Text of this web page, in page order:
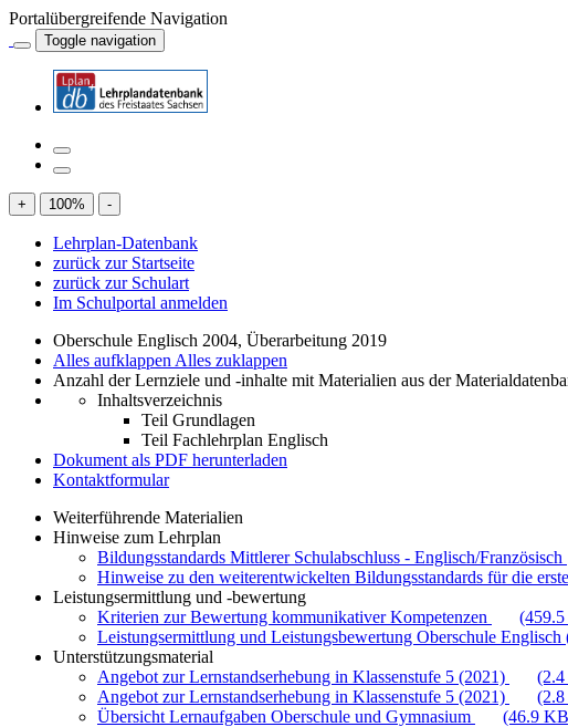
Portalübergreifende Navigation
Toggle navigation
+ 100% -
Lehrplan-Datenbank
zurück zur Startseite
zurück zur Schulart
Im Schulportal anmelden
Oberschule Englisch 2004, Überarbeitung 2019
Alles aufklappen Alles zuklappen
Anzahl der Lernziele und -inhalte mit Materialien aus der
Inhaltsverzeichnis
Teil Grundlagen
Teil Fachlehrplan Englisch
Dokument als PDF herunterladen
Kontaktformular
Weiterführende Materialien
Hinweise zum Lehrplan
Bildungsstandards Mittlerer Schulabschluss - Englisch/Französisch
Hinweise zu den weiterentwickelten Bildungsstandards für die
Leistungsermittlung und -bewertung
Kriterien zur Bewertung kommunikativer Kompetenzen
Leistungsermittlung und Leistungsbewertung Oberschule Englisch
Unterstützungsmaterial
Angebot zur Lernstandserhebung in Klassenstufe 5 (2021)
Angebot zur Lernstandserhebung in Klassenstufe 5 (2021)
Übersicht Lernaufgaben Oberschule und Gymnasium
(46.9